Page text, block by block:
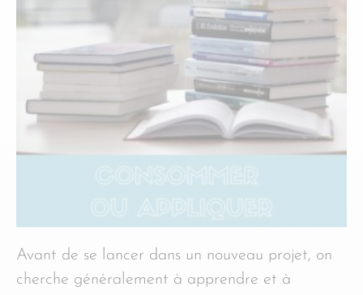
Avant de se lancer dans un nouveau projet, on
cherche généralement à apprendre et à